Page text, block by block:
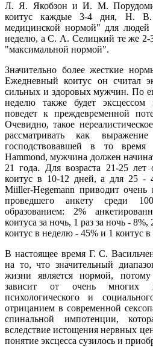
Л. Я. Якобзон и И. М.
коитус каждые 3-4 дня, Н. В.
медицинской нормой" для
неделю, а С. А. Селицкий те же 2-
"максимальной нормой".
Значительно более жесткие
Ежедневный коитус он считал
сильных и здоровых мужчин. По
неделю также будет
поведет к преждевременной
Очевидно, такое
рассматривать как
господствовавшей в то
Hammond, мужчина должен
21 года. Для возраста 21-25 лет
коитус в 10-12 дней, а для 25 -
Miiller-Hegemann приводит
проведшего анкету среди
образованием: 2%
коитуса за ночь, 1 раз за ночь -
коитус в неделю - 45% и 1 коитус в
В настоящее время Г. С.
на то, что значительный
жизни является нормой,
зависит от очень многих
психологического и
отрицанием в современной
спинальной импотенции,
вследствие истощения нервных
понятие эксцесса сузилось и